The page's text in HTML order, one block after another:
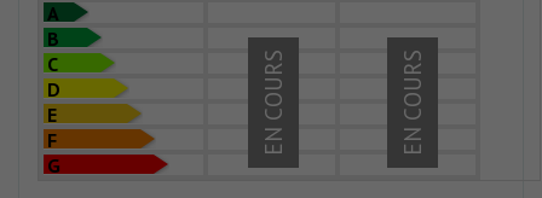
A
B
C
D
E
F
G
EN COURS
EN COURS